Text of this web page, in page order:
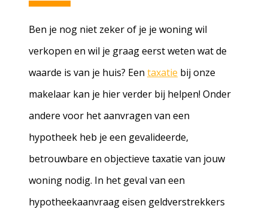
Ben je nog niet zeker of je je woning wil
verkopen en wil je graag eerst weten wat de
waarde is van je huis? Een taxatie bij onze
makelaar kan je hier verder bij helpen! Onder
andere voor het aanvragen van een
hypotheek heb je een gevalideerde,
betrouwbare en objectieve taxatie van jouw
woning nodig. In het geval van een
hypotheekaanvraag eisen geldverstrekkers